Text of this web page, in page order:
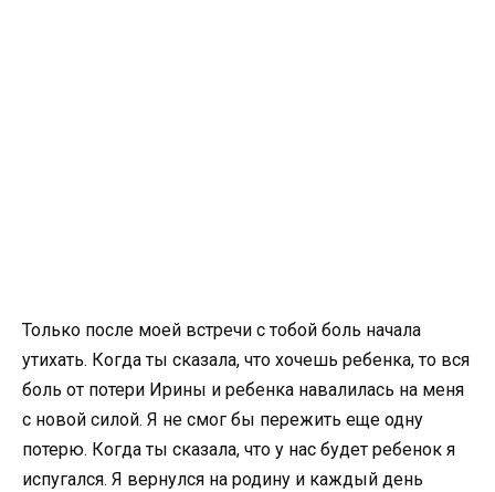
Только после моей встречи с тобой боль начала
утихать. Когда ты сказала, что хочешь ребенка, то вся
боль от потери Ирины и ребенка навалилась на меня
с новой силой. Я не смог бы пережить еще одну
потерю. Когда ты сказала, что у нас будет ребенок я
испугался. Я вернулся на родину и каждый день